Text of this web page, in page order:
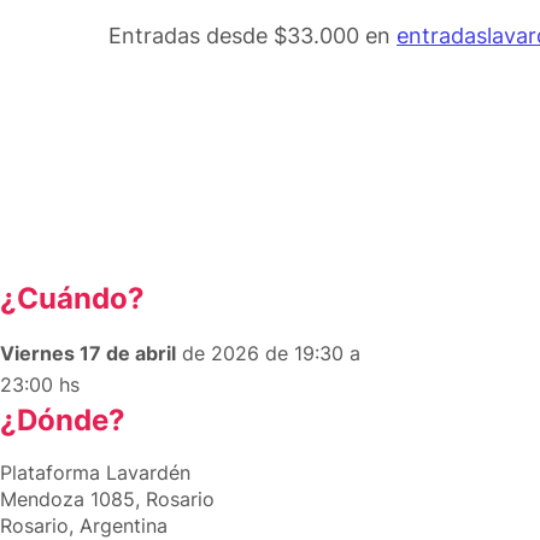
Entradas desde $33.000 en
¿Cuándo?
Viernes 17 de abril de 2026 de 19:30 a
23:00 hs
¿Dónde?
Plataforma Lavardén
Mendoza 1085, Rosario
Rosario, Argentina